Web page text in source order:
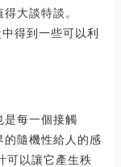
大談特談。
得到一些可以利
每一個接觸
隨機性給人的感
可以讓它產生秩